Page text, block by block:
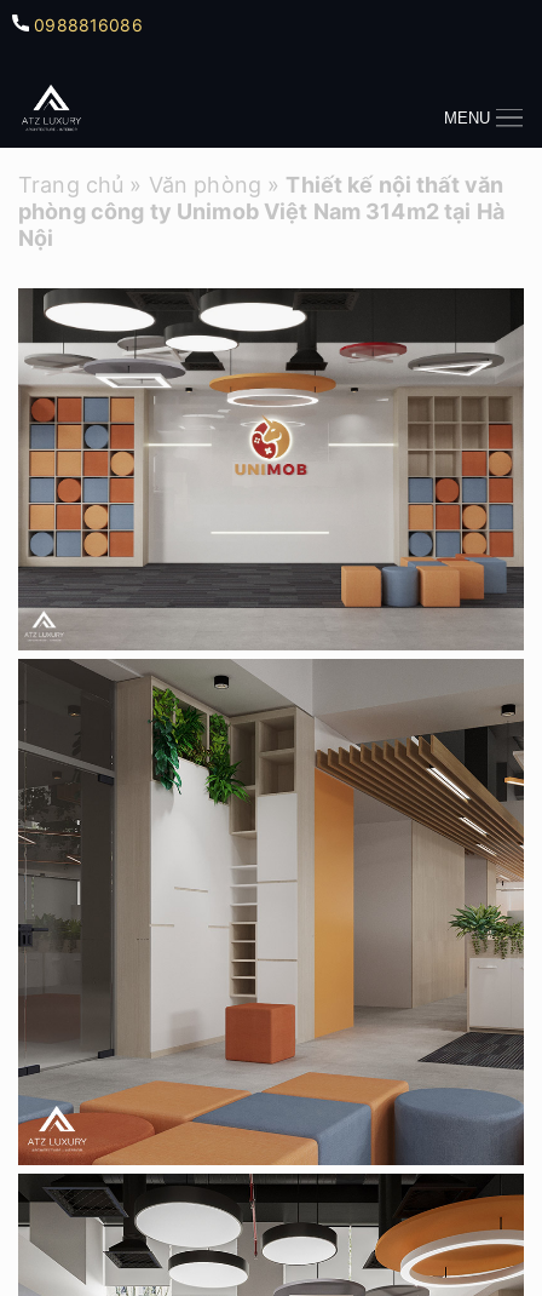
0988816086
MENU
Trang chủ » Văn phòng » Thiết kế nội thất văn
phòng công ty Unimob Việt Nam 314m2 tại Hà
Nội